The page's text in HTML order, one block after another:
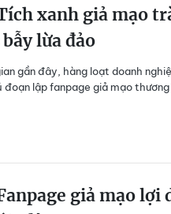
xanh giả mạo
bẫy lừa đảo
gần đây, hàng loạt doanh
đoạn lập fanpage giả mạo
giả mạo lợi